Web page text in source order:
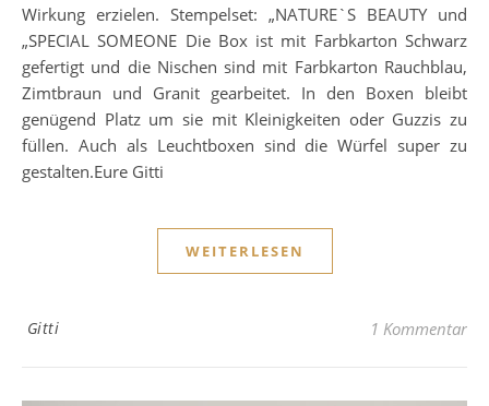
Wirkung erzielen. Stempelset: „NATURE`S BEAUTY und
„SPECIAL SOMEONE Die Box ist mit Farbkarton Schwarz
gefertigt und die Nischen sind mit Farbkarton Rauchblau,
Zimtbraun und Granit gearbeitet. In den Boxen bleibt
genügend Platz um sie mit Kleinigkeiten oder Guzzis zu
füllen. Auch als Leuchtboxen sind die Würfel super zu
gestalten.Eure Gitti
WEITERLESEN
Gitti 1 Kommentar